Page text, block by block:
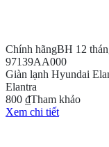
Chính hãngBH 12
97139AA000
Giàn lạnh Hyundai
Elantra
800 ₫Tham khảo
Xem chi tiết